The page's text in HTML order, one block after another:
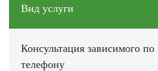
Вид услуги
Консультация зависимого по
телефону